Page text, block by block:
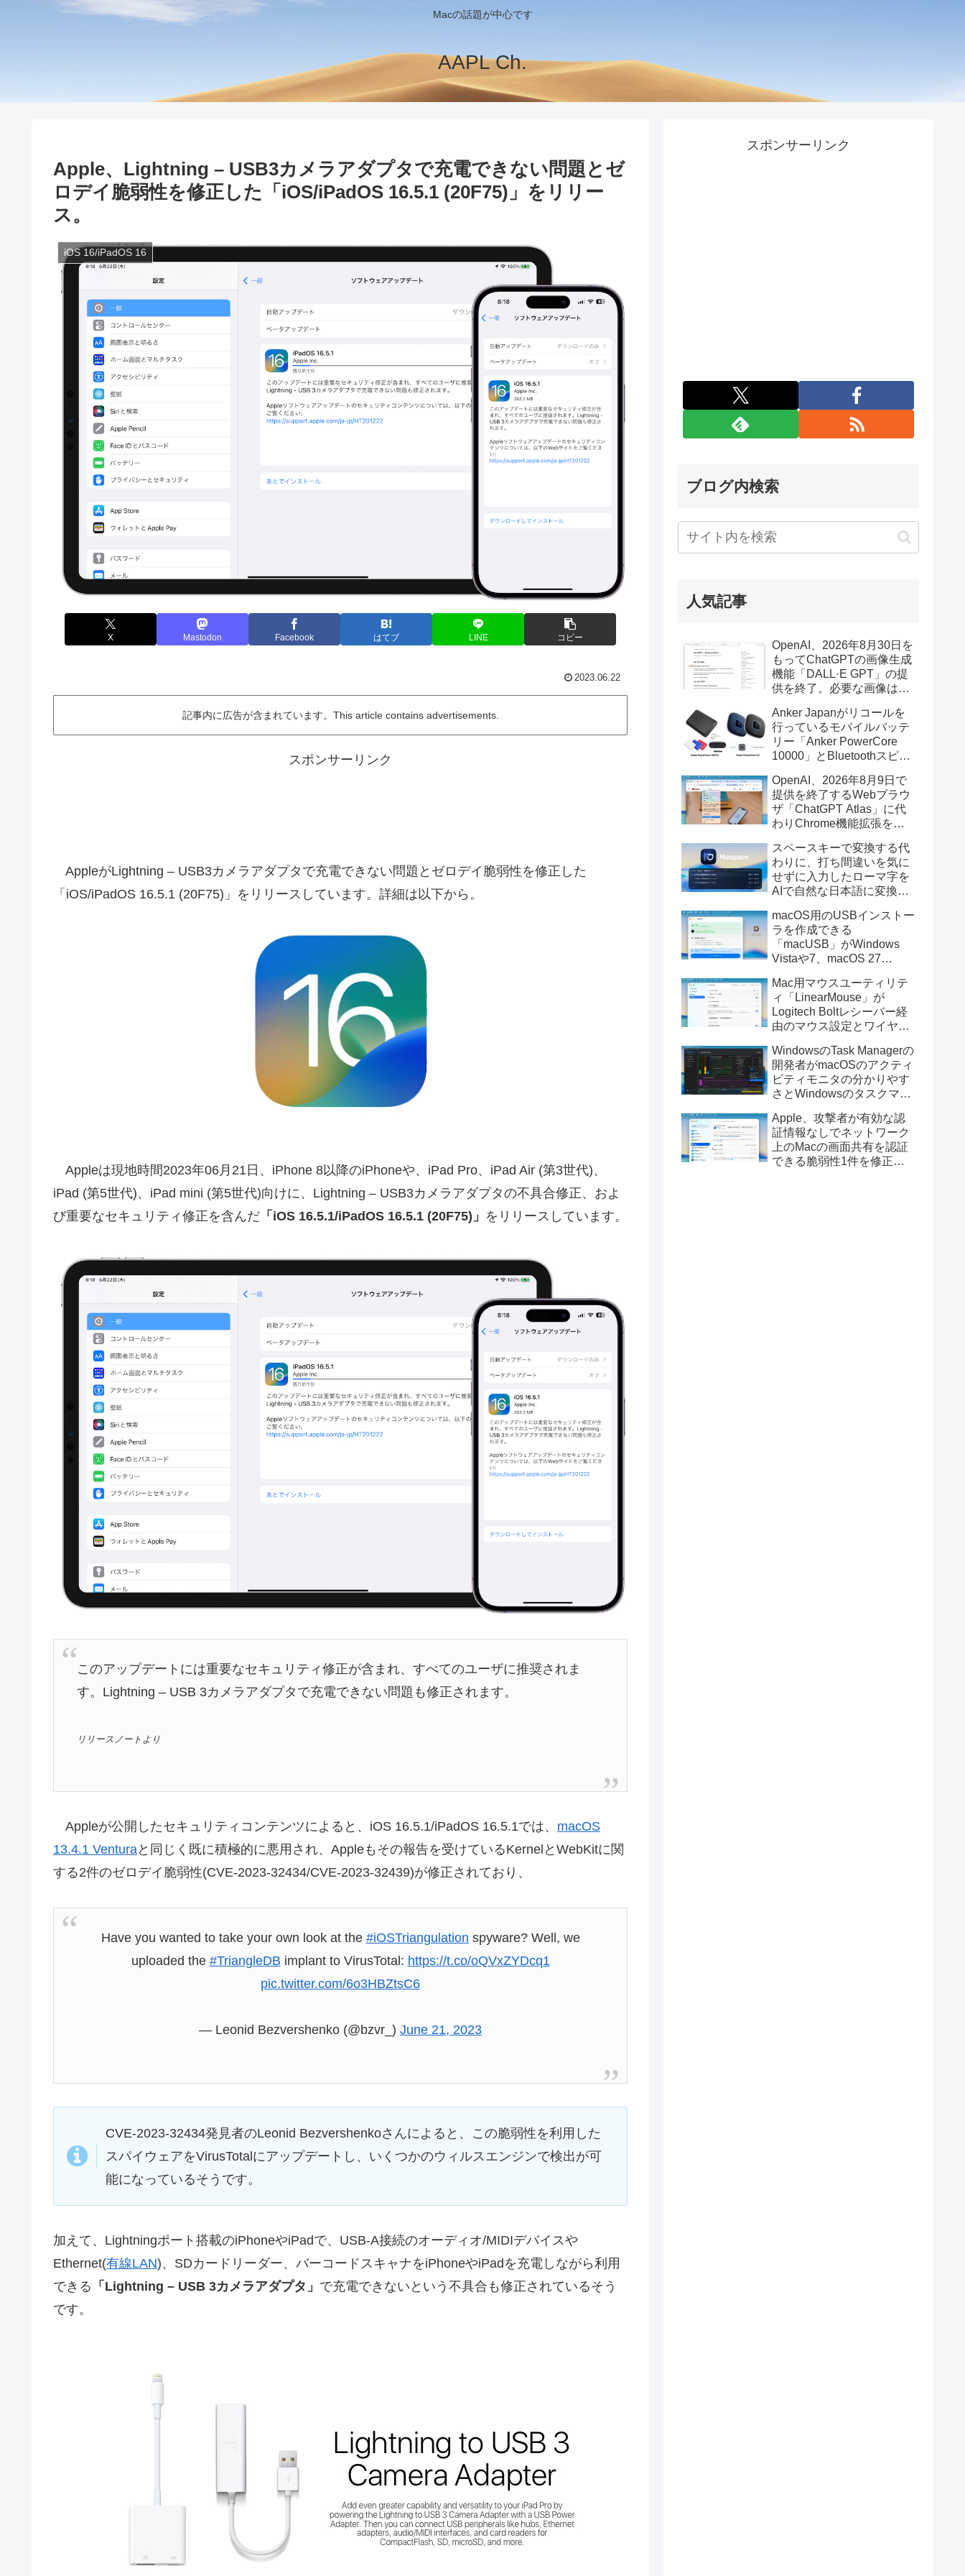
Macの話題が中心です
AAPL Ch.
Apple、Lightning – USB3カメラアダプタで充電できない問題とゼ
ロデイ脆弱性を修正した「iOS/iPadOS 16.5.1 (20F75)」をリリー
ス。
iOS 16/iPadOS 16
X Mastodon Facebook はてブ LINE コピー
2023.06.22
記事内に広告が含まれています。This article contains advertisements.
スポンサーリンク
AppleがLightning – USB3カメラアダプタで充電できない問題とゼロデイ脆弱性を修正した
「iOS/iPadOS 16.5.1 (20F75)」をリリースしています。詳細は以下から。
Appleは現地時間2023年06月21日、iPhone 8以降のiPhoneや、iPad Pro、iPad Air (第3世代)、
iPad (第5世代)、iPad mini (第5世代)向けに、Lightning – USB3カメラアダプタの不具合修正、およ
び重要なセキュリティ修正を含んだ 「iOS 16.5.1/iPadOS 16.5.1 (20F75)」 をリリースしています。
このアップデートには重要なセキュリティ修正が含まれ、すべてのユーザに推奨されま
す。Lightning – USB 3カメラアダプタで充電できない問題も修正されます。
リリースノートより
Appleが公開したセキュリティコンテンツによると、iOS 16.5.1/iPadOS 16.5.1では、 macOS
13.4.1 Venturaと同じく既に積極的に悪用され、Appleもその報告を受けているKernelとWebKitに関
する2件のゼロデイ脆弱性(CVE-2023-32434/CVE-2023-32439)が修正されており、
Have you wanted to take your own look at the #iOSTriangulation spyware? Well, we
uploaded the #TriangleDB implant to VirusTotal: https://t.co/oQVxZYDcq1
pic.twitter.com/6o3HBZtsC6
— Leonid Bezvershenko (@bzvr_) June 21, 2023
CVE-2023-32434発見者のLeonid Bezvershenkoさんによると、この脆弱性を利用した
スパイウェアをVirusTotalにアップデートし、いくつかのウィルスエンジンで検出が可
能になっているそうです。
加えて、Lightningポート搭載のiPhoneやiPadで、USB-A接続のオーディオ/MIDIデバイスや
Ethernet(有線LAN)、SDカードリーダー、バーコードスキャナをiPhoneやiPadを充電しながら利用
できる 「Lightning – USB 3カメラアダプタ」 で充電できないという不具合も修正されているそう
です。
スポンサーリンク
ブログ内検索
人気記事
OpenAI、2026年8月30日を
もってChatGPTの画像生成
機能「DALL·E GPT」の提
供を終了。必要な画像は期
Anker Japanがリコールを
行っているモバイルバッテ
リー「Anker PowerCore
10000」とBluetoothスピー
辺を焼損する火災が6月に3
件発生していたそうなので
注意を。
OpenAI、2026年8月9日で
提供を終了するWebブラウ
ザ「ChatGPT Atlas」に代
わりChrome機能拡張をア
画の質問やAsk ChatGPT機
能を追加。
スペースキーで変換する代
わりに、打ち間違いを気に
せずに入力したローマ字を
AIで自然な日本語に変換し
力アプリ「Nospace」がリ
リース。
macOS用のUSBインストー
ラを作成できる
「macUSB」がWindows
Vistaや7、macOS 27
トーラの作成に対応。
Mac用マウスユーティリテ
ィ「LinearMouse」が
Logitech Boltレシーバー経
由のマウス設定とワイヤレ
ックボールに対応。
WindowsのTask Managerの
開発者がmacOSのアクティ
ビティモニタの分かりやす
さとWindowsのタスクマネ
Mac用システムモニタアプ
リ「Task Manager TMOG」
のBeta版を公開。
Apple、攻撃者が有効な認
証情報なしでネットワーク
上のMacの画面共有を認証
できる脆弱性1件を修正し